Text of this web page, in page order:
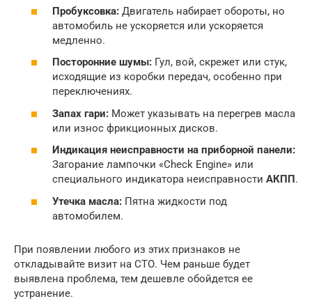
Пробуксовка: Двигатель набирает обороты, но
автомобиль не ускоряется или ускоряется
медленно.
Посторонние шумы: Гул, вой, скрежет или стук,
исходящие из коробки передач, особенно при
переключениях.
Запах гари: Может указывать на перегрев масла
или износ фрикционных дисков.
Индикация неисправности на приборной панели:
Загорание лампочки «Check Engine» или
специального индикатора неисправности АКПП.
Утечка масла: Пятна жидкости под
автомобилем.
При появлении любого из этих признаков не
откладывайте визит на СТО. Чем раньше будет
выявлена проблема, тем дешевле обойдется ее
устранение.